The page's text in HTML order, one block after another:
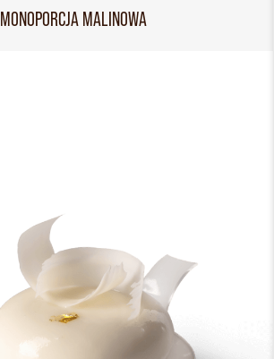
MONOPORCJA MALINOWA